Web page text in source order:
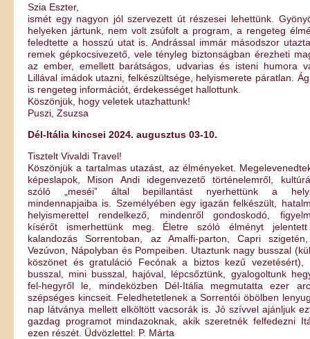
Szia Eszter,
ismét egy nagyon jól szervezett út részesei lehettünk.
helyeken jártunk, nem volt zsúfolt a program, a rengeteg
feledtette a hosszú utat is. Andrással immár másodszor
remek gépkocsivezető, vele tényleg biztonságban érezheti
az ember, emellett barátságos, udvarias és isteni humora
Lillával imádok utazni, felkészültsége, helyismerete páratlan.
is rengeteg információt, érdekességet hallottunk.
Köszönjük, hogy veletek utazhattunk!
Puszi, Zsuzsa
Dél-Itália kincsei 2024. augusztus 03-10.
Tisztelt Vivaldi Travel!
Köszönjük a tartalmas utazást, az élményeket.
képeslapok, Mison Andi idegenvezető történelemről,
szóló „meséi” által bepillantást nyerhettünk a
mindennapjaiba is. Személyében egy igazán felkészült,
helyismerettel rendelkező, mindenről gondoskodó,
kísérőt ismerhettünk meg. Életre szóló élményt
kalandozás Sorrentoban, az Amalfi-parton, Capri
Vezúvon, Nápolyban és Pompeiben. Utaztunk nagy busszal
köszönet és gratuláció Fecónak a biztos kezű vezetésért),
busszal, mini busszal, hajóval, lépcsőztünk, gyalogoltunk
fel-hegyről le, mindeközben Dél-Itália megmutatta ezer
szépséges kincseit. Feledhetetlenek a Sorrentói öbölben
nap látványa mellett elköltött vacsorák is. Jó szívvel ajánljuk
gazdag programot mindazoknak, akik szeretnék felfedezni
ezen részét. Üdvözlettel: P. Márta